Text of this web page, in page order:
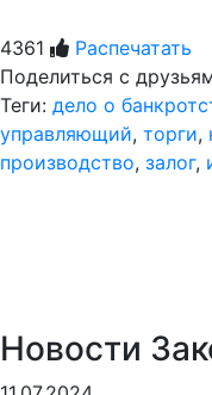
4361
Распечатать
Поделиться с
Теги: дело о
управляющий, торги,
производство, залог,
Новости